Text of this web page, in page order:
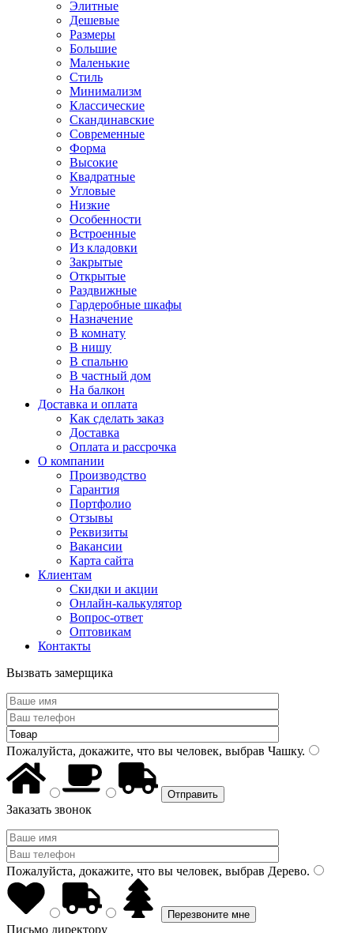
Элитные
Дешевые
Размеры
Большие
Маленькие
Стиль
Минимализм
Классические
Скандинавские
Современные
Форма
Высокие
Квадратные
Угловые
Низкие
Особенности
Встроенные
Из кладовки
Закрытые
Открытые
Раздвижные
Гардеробные шкафы
Назначение
В комнату
В нишу
В спальню
В частный дом
На балкон
Доставка и оплата
Как сделать заказ
Доставка
Оплата и рассрочка
О компании
Производство
Гарантия
Портфолио
Отзывы
Реквизиты
Вакансии
Карта сайта
Клиентам
Скидки и акции
Онлайн-калькулятор
Вопрос-ответ
Оптовикам
Контакты
Вызвать замерщика
Пожалуйста, докажите, что вы человек, выбрав Чашку.
Заказать звонок
Пожалуйста, докажите, что вы человек, выбрав Дерево.
Письмо директору